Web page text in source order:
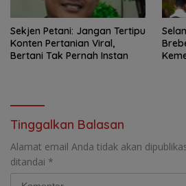
Sekjen Petani: Jangan Tertipu
Konten Pertanian Viral,
Bertani Tak Pernah Instan
Tinggalkan Balasan
Alamat email Anda tidak akan
ditandai *